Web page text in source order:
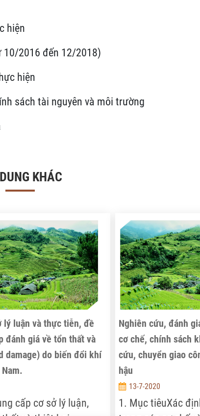
hiện
10/2016 đến 12/2018)
hiện
sách tài nguyên và môi trường
KHÁC
lý luận và thực tiễn, đề
đánh giá về tổn thất và
damage) do biến đổi khí
cấp cơ sở lý luận,
Nghiên cứu, đánh
cơ chế, chính sách
cứu, chuyển giao
hậu
13-7-2020
1. Mục tiêuXác